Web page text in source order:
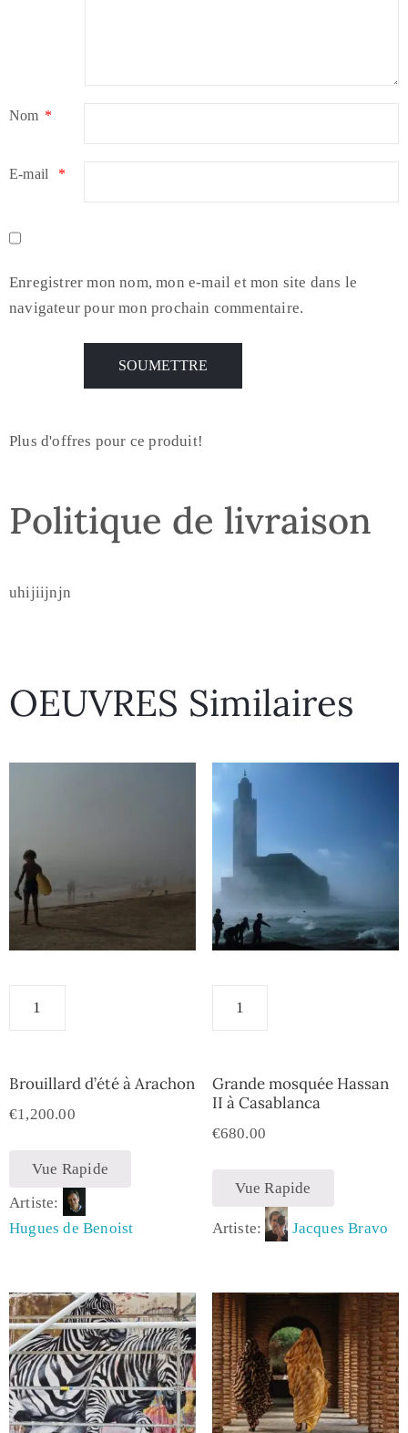
Nom *
E-mail *
Enregistrer mon nom, mon e-mail et mon site dans le
navigateur pour mon prochain commentaire.
Plus d'offres pour ce produit!
Politique de livraison
uhijiijnjn
OEUVRES Similaires
Brouillard d’été à Arachon
€1,200.00
Vue Rapide
Artiste:
Hugues de Benoist
Grande mosquée Hassan
II à Casablanca
€680.00
Vue Rapide
Artiste: Jacques Bravo